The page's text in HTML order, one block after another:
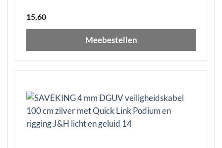
15,60
Meebestellen